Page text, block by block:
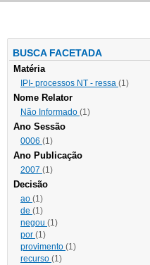
BUSCA FACETADA
Matéria
IPI- processos NT - ressa (1)
Nome Relator
Não Informado (1)
Ano Sessão
0006 (1)
Ano Publicação
2007 (1)
Decisão
ao (1)
de (1)
negou (1)
por (1)
provimento (1)
recurso (1)